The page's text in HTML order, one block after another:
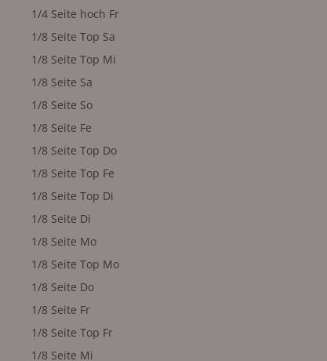
1/4 Seite hoch Fr
1/8 Seite Top Sa
1/8 Seite Top Mi
1/8 Seite Sa
1/8 Seite So
1/8 Seite Fe
1/8 Seite Top Do
1/8 Seite Top Fe
1/8 Seite Top Di
1/8 Seite Di
1/8 Seite Mo
1/8 Seite Top Mo
1/8 Seite Do
1/8 Seite Fr
1/8 Seite Top Fr
1/8 Seite Mi